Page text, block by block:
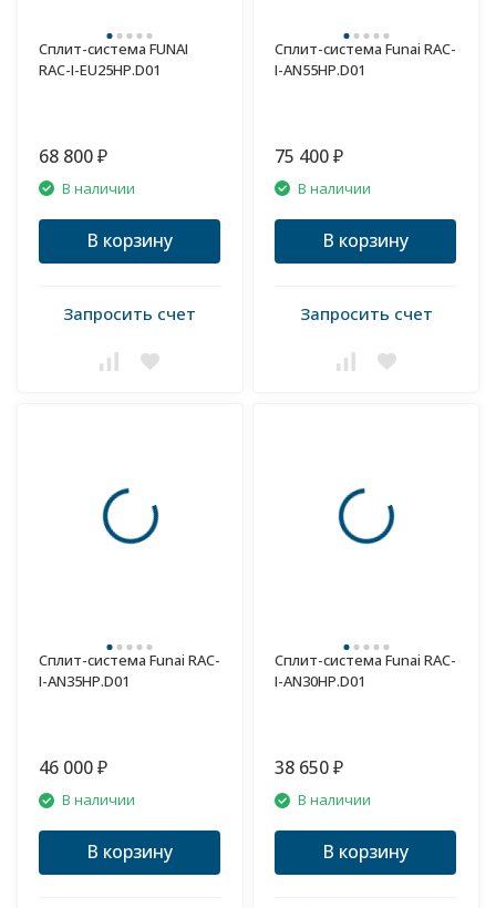
Сплит-система FUNAI
RAC-I-EU25HP.D01
68 800 ₽
В наличии
В корзину
Запросить счет
Сплит-система Funai RAC-
I-AN55HP.D01
75 400 ₽
В наличии
В корзину
Запросить счет
Сплит-система Funai RAC-
I-AN35HP.D01
46 000 ₽
В наличии
В корзину
Сплит-система Funai RAC-
I-AN30HP.D01
38 650 ₽
В наличии
В корзину